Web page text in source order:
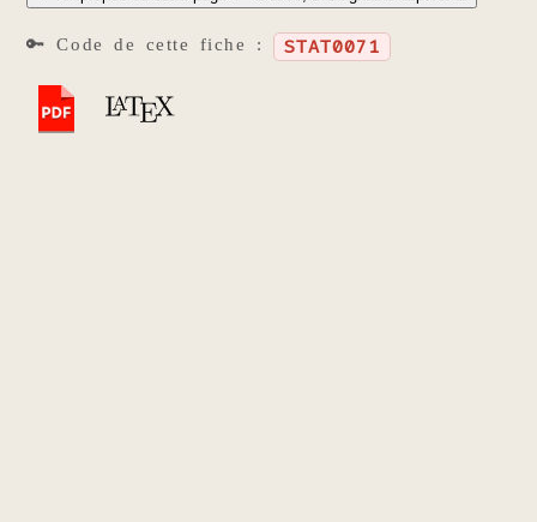
🔑 Code de cette fiche : STAT0071